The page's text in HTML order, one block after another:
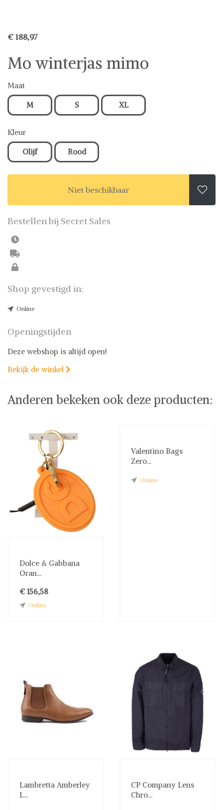
€ 188,97
Mo winterjas mimo
Maat
M S XL
Kleur
Olijf Rood
Niet beschikbaar 
Bestellen bij Secret Sales
Shop gevestigd in:
Online
Openingstijden
Deze webshop is altijd open!
Bekijk de winkel 
Anderen bekeken ook deze producten:
Dolce & Gabbana
Oran...
€ 156,58
Online
Valentino Bags
Zero...
Online
Lambretta Amberley
L...
CP Company Lens
Chro...